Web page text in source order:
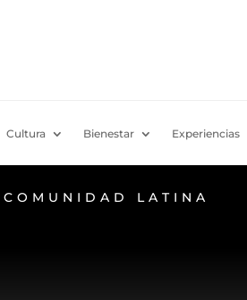
Cultura Bienestar Experiencias
LATINA